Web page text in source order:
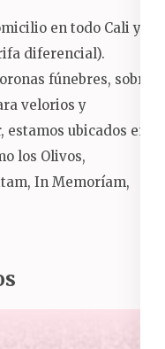
en todo Cali y
diferencial).
fúnebres, sobre
velorios y
ubicados en
los Olivos,
In Memoríam,